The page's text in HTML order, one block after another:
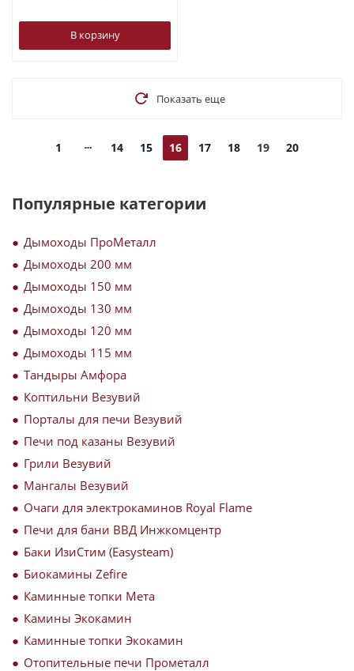
В корзину
Показать еще
1 14 15 16 17 18 19 20
Популярные категории
Дымоходы ПроМеталл
Дымоходы 200 мм
Дымоходы 150 мм
Дымоходы 130 мм
Дымоходы 120 мм
Дымоходы 115 мм
Тандыры Амфора
Коптильни Везувий
Порталы для печи Везувий
Печи под казаны Везувий
Грили Везувий
Мангалы Везувий
Очаги для электрокаминов Royal Flame
Печи для бани ВВД Инжкомцентр
Баки ИзиСтим (Easysteam)
Биокамины Zefire
Каминные топки Мета
Камины Экокамин
Каминные топки Экокамин
Отопительные печи Прометалл